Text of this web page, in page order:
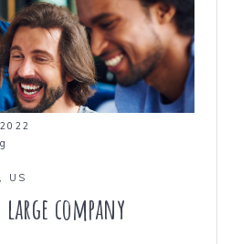
US
company